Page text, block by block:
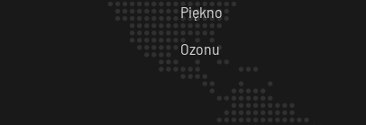
Piękno
Ozonu